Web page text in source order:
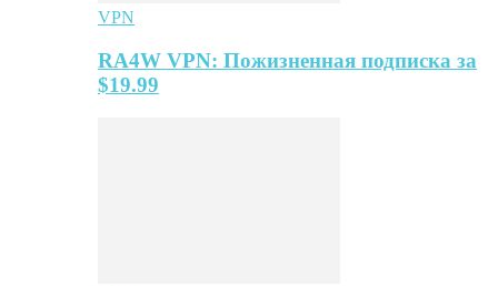
VPN
RA4W VPN: Пожизненная подписка за
$19.99